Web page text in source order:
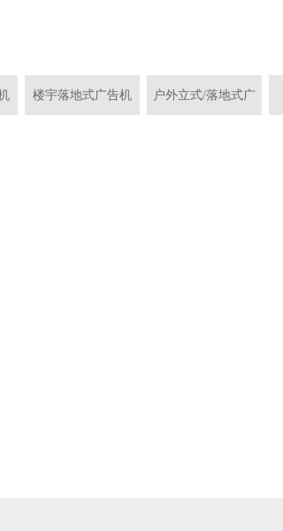
楼宇落地式广告机 户外立式/落地式广